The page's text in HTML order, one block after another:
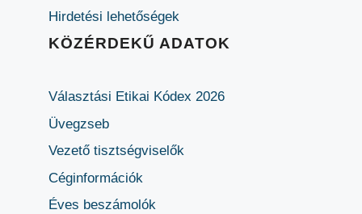
Hirdetési lehetőségek
KÖZÉRDEKŰ ADATOK
Választási Etikai Kódex 2026
Üvegzseb
Vezető tisztségviselők
Céginformációk
Éves beszámolók